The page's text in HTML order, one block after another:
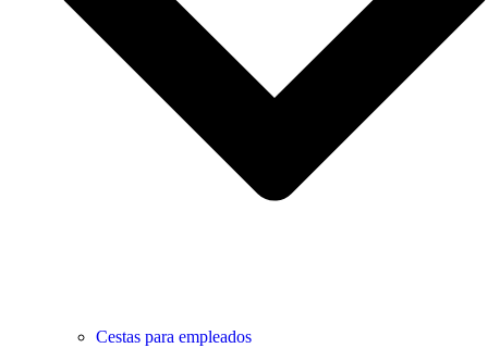
Cestas para empleados